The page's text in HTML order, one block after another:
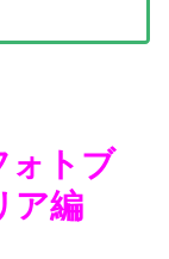
ォトブ
ア編